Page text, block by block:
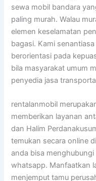
sewa mobil bandara
paling murah. Walau
elemen keselamatan
bagasi. Kami
berorientasi pada
bila masyarakat umum
penyedia jasa
rentalanmobil
memberikan layanan
dan Halim
temukan secara online
anda bisa
whatsapp. Manfaatkan
menjemput tamu